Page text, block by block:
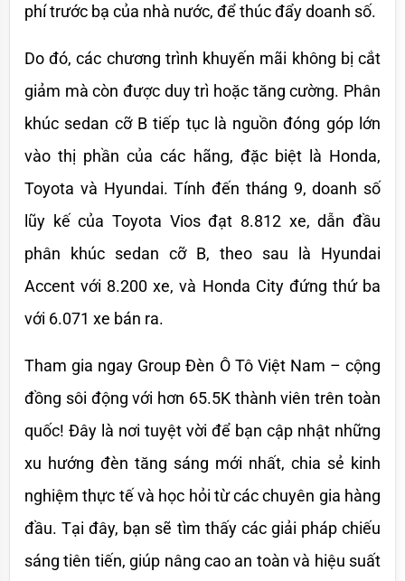
phí trước bạ của nhà nước, để thúc đẩy doanh số.
Do đó, các chương trình khuyến mãi không bị cắt
giảm mà còn được duy trì hoặc tăng cường. Phân
khúc sedan cỡ B tiếp tục là nguồn đóng góp lớn
vào thị phần của các hãng, đặc biệt là Honda,
Toyota và Hyundai. Tính đến tháng 9, doanh số
lũy kế của Toyota Vios đạt 8.812 xe, dẫn đầu
phân khúc sedan cỡ B, theo sau là Hyundai
Accent với 8.200 xe, và Honda City đứng thứ ba
với 6.071 xe bán ra.
Tham gia ngay Group Đèn Ô Tô Việt Nam – cộng
đồng sôi động với hơn 65.5K thành viên trên toàn
quốc! Đây là nơi tuyệt vời để bạn cập nhật những
xu hướng đèn tăng sáng mới nhất, chia sẻ kinh
nghiệm thực tế và học hỏi từ các chuyên gia hàng
đầu. Tại đây, bạn sẽ tìm thấy các giải pháp chiếu
sáng tiên tiến, giúp nâng cao an toàn và hiệu suất